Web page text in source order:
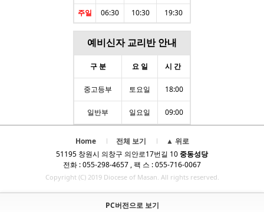
주일
06:30 10:30 19:30
예비신자 교리반 안내
구 분 요 일 시 간
중고등부 토요일 18:00
일반부 일요일 09:00
Home 전체 보기
▲ 위로
51195 창원시 의창구 의안로17번길 10 중동성당
전화 : 055-298-4657 , 팩 스 : 055-716-0067
Copyright (C) 2019 Diocese of Masan. All rights reserved.
PC버전으로 보기